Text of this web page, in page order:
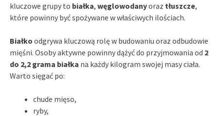
kluczowe grupy to białka, węglowodanyoraz tłuszcze,
które powinny być spożywane w właściwych ilościach.
Białko odgrywa kluczową rolę w budowaniu oraz odbudowie
mięśni. Osoby aktywne powinny dążyć do przyjmowania od 2
do 2,2 grama białka na każdy kilogram swojej masy ciała.
Warto sięgać po:
chude mięso,
ryby,